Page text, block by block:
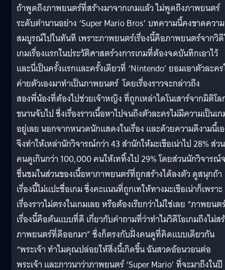
ถ้าพูดถึงภาพยนตร์ที่สร้างมาจากเกมแล้ว ไม่พูดถึงภาพยนตร์
ระดับตำนานอย่าง ‘Super Mario Bros’ บทความนี้คงขาดความ
สมบูรณ์ไปในทันที เพราะภาพยนตร์เรื่องนี้คือภาพยนตร์จากวิ
เกมเรื่องแรกในประวัติศาสตร์วงการเกมที่ต้องจดบันทึกเอาไว้
และนี่เป็นครั้งแรกและครั้งเดียวที่ ‘Nintendo’ ยอมเอาตัวละค
ค่ายตัวเองมาทำเป็นภาพยนตร์ โดยเรื่องราวจะกล่าวถึง
สองพี่น้องที่ต้องไปช่วยเจ้าหญิง ที่ถูกเหล่าไดโนเสาร์จากมิติโ
ขนานจับไป ซึ่งเรื่องราวเนื้อหาไปจนถึงตัวละครไม่มีความเป็นเ
อยู่เลย นอกจากหนวดนักแสดงในเรื่อง และด้วยความดีงามนี้เ
จึงทำให้เหล่านักวิจารณ์กว่า 43 สำนักให้มะเขือเน่าไป 28% ส่วน
คนดูเกินกว่า 100,000 คนให้เททิ้งไป 29% โดยส่วนนักวิจารณ์
ชื่นชมในส่วนของเนื้อหาภาพยนตร์ที่ถูกสร้างได้ลงตัว ดูสนุกถ้า
เรื่องนี้ไม่แปะชื่อเกม ซึ่งคะแนนที่ถูกเทให้ทางมะเขือเน่าก็เพราะ
เรื่องราวไม่ตรงในเกมเลย หรือต้องเรียกว่าไม่ใช่เลย “ภาพยนต
เรื่องนี้คือต้นแบบที่ดี เกี่ยวกับคำถามที่ว่าทำไมวิดีโอเกมถึงไม่ส
ภาพยนตร์ที่ดีออกมา” ซึ่งก็ตรงกับฝั่งคนดูที่คิดแบบเดียวกัน
“พระเจ้า ทำไมคุณปล่อยให้สิ่งนี้เกิดขึ้น ฉันสวดอ้อนวอนต่อ
พระเจ้า และภาวนาว่าภาพยนตร์ ‘Super Mario’ ที่จะมาถึงในปี